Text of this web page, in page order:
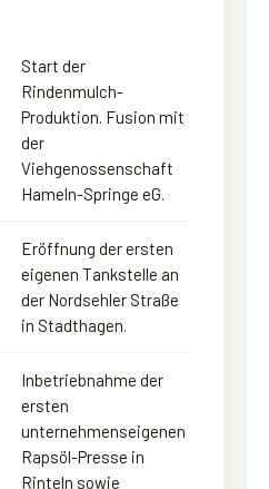
Start der
Rindenmulch-
Produktion. Fusion mit
der
Viehgenossenschaft
Hameln-Springe eG.
Eröffnung der ersten
eigenen Tankstelle an
der Nordsehler Straße
in Stadthagen.
Inbetriebnahme der
ersten
unternehmenseigenen
Rapsöl-Presse in
Rinteln sowie